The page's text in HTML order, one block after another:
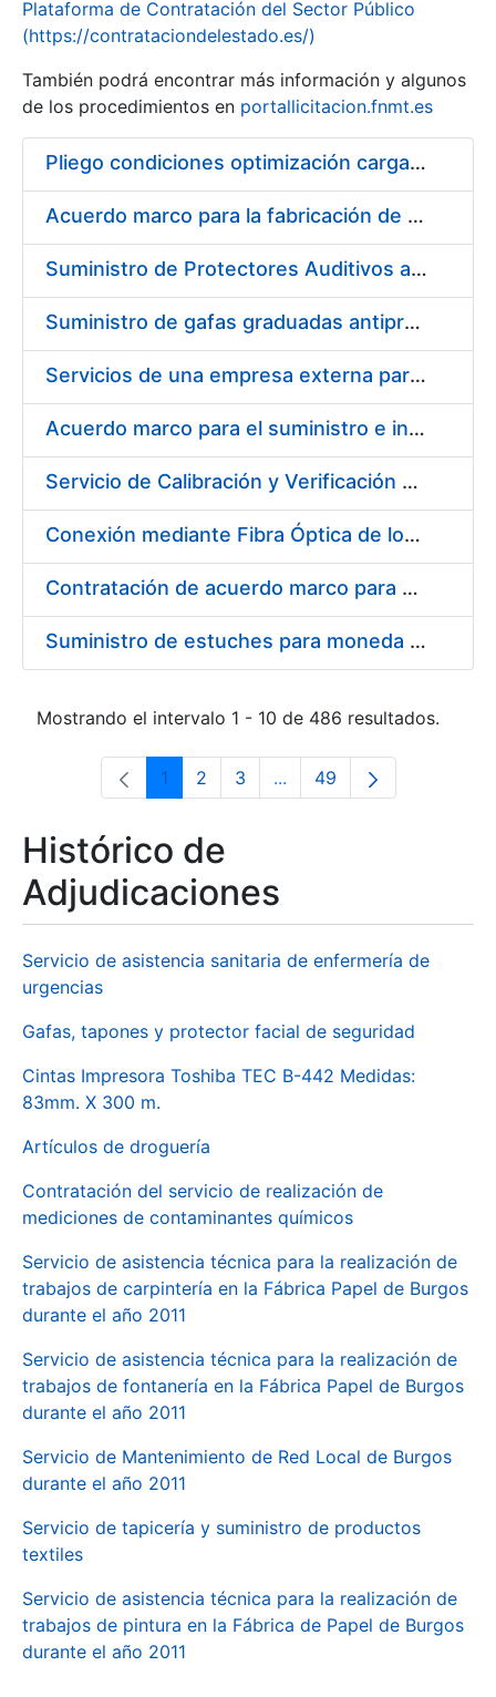
Plataforma de Contratación del Sector Público
(https://contrataciondelestado.es/)
También podrá encontrar más información y algunos
de los procedimientos en portallicitacion.fnmt.es
Pliego condiciones optimización cargas compras firmado
Acuerdo marco para la fabricación de piezas
Suministro de Protectores Auditivos a medida para las personas trabajadoras de los Centros de Trabajo de Madrid y Burgos
Suministro de gafas graduadas antiproyecciones para los trabajadores de la FNMT-RCM en los centros de trabajo de Madrid y Burgos
Servicios de una empresa externa para el asesoramiento y resolución de los recursos de alzada que se presentan relacionados con procesos de selección para la FNMT-RCM
Acuerdo marco para el suministro e instalación de persianas, estores y otros complementos
Servicio de Calibración y Verificación Externa de los Equipos de Medición del Servicio de Prevención de la FNMT-RCM
Conexión mediante Fibra Óptica de los Centros de Proceso de Datos (CPDs) de las sedes de la FNMT-RCM de Burgos y Madrid
Contratación de acuerdo marco para el Suministro de Material de Electricidad para la Fábrica Nacional de Moneda y Timbre-Real Casa de la Moneda en su centro de trabajo de Burgos
Suministro de estuches para moneda de 30 €
Mostrando el intervalo 1 - 10 de 486 resultados.
Página
1 Página
2 Página
3 ...Páginas intermedias Use
Página
49
Histórico de
Adjudicaciones
Servicio de asistencia sanitaria de enfermería de
urgencias
Gafas, tapones y protector facial de seguridad
Cintas Impresora Toshiba TEC B-442 Medidas:
83mm. X 300 m.
Artículos de droguería
Contratación del servicio de realización de
mediciones de contaminantes químicos
Servicio de asistencia técnica para la realización de
trabajos de carpintería en la Fábrica Papel de Burgos
durante el año 2011
Servicio de asistencia técnica para la realización de
trabajos de fontanería en la Fábrica Papel de Burgos
durante el año 2011
Servicio de Mantenimiento de Red Local de Burgos
durante el año 2011
Servicio de tapicería y suministro de productos
textiles
Servicio de asistencia técnica para la realización de
trabajos de pintura en la Fábrica de Papel de Burgos
durante el año 2011